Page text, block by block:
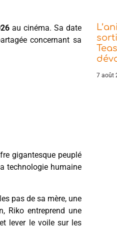
au cinéma. Sa date
concernant sa
gigantesque peuplé
technologie humaine
pas de sa mère, une
Riko entreprend une
lever le voile sur les
7 août